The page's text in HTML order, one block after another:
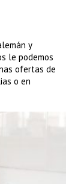
y
le podemos
ofertas de
o en